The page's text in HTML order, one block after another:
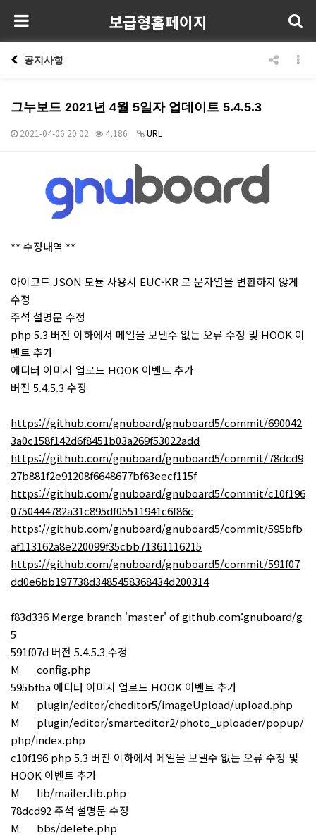
보급형홈페이지
공지사항
그누보드 2021년 4월 5일자 업데이트 5.4.5.3
2021-04-06 20:02 4,186 URL
** 수정내역 **
아이코드 JSON 모듈 사용시 EUC-KR 로 문자열을 변환하지 않게
수정
주석 설명문 수정
php 5.3 버전 이하에서 메일을 보낼수 없는 오류 수정 및 HOOK 이
벤트 추가
에디터 이미지 업로드 HOOK 이벤트 추가
버전 5.4.5.3 수정
https://github.com/gnuboard/gnuboard5/commit/690042
3a0c158f142d6f8451b03a269f53022add
https://github.com/gnuboard/gnuboard5/commit/78dcd9
27b881f2e91208f6648677bf63eecf115f
https://github.com/gnuboard/gnuboard5/commit/c10f196
0750444782a31c895df05511941c6f86c
https://github.com/gnuboard/gnuboard5/commit/595bfb
af113162a8e220099f35cbb71361116215
https://github.com/gnuboard/gnuboard5/commit/591f07
dd0e6bb197738d3485458368434d200314
f83d336 Merge branch 'master' of github.com:gnuboard/g
5
591f07d 버전 5.4.5.3 수정
M config.php
595bfba 에디터 이미지 업로드 HOOK 이벤트 추가
M plugin/editor/cheditor5/imageUpload/upload.php
M plugin/editor/smarteditor2/photo_uploader/popup/
php/index.php
c10f196 php 5.3 버전 이하에서 메일을 보낼수 없는 오류 수정 및
HOOK 이벤트 추가
M lib/mailer.lib.php
78dcd92 주석 설명문 수정
M bbs/delete.php